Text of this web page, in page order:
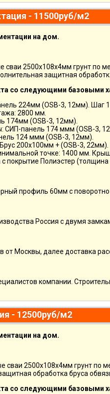
- 11500руб/м2
на дом.
сваи 2500х108х4мм грунт по
защитная
со следующими базовыми
224мм (OSB-3, 12мм). Шаг
2800 мм.
174мм (OSB-3, 12мм).
СИП-панель 174 ммм (OSB-3,
124 ммм (OSB-3, 12мм).
200х100мм + (OSB-3, 22мм).
точке: 1400 мм.
покрытие Полиэстер
профиль 60мм с
Россия с двумя
от Москвы, далее доставка
компании.
- 12500руб/м2
на дом.
сваи 2500х108х4мм грунт по
обработка бруса
со следующими базовыми